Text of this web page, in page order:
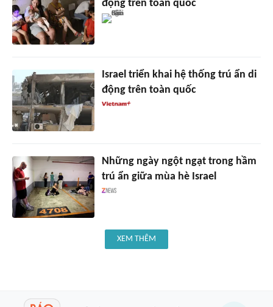
động trên toàn quốc
Israel triển khai hệ thống trú ẩn di
động trên toàn quốc
Những ngày ngột ngạt trong hầm
trú ẩn giữa mùa hè Israel
XEM THÊM